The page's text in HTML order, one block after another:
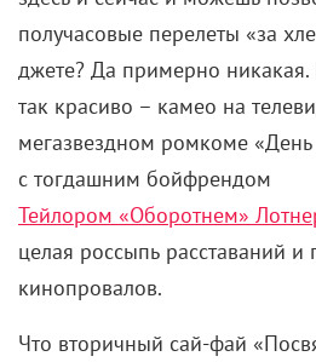
получасовые перелеты «за
джете? Да примерно никакая.
так красиво – камео на
мегазвездном ромкоме «День
с тогдашним бойфрендом
Тейлором «Оборотнем»
целая россыпь расставаний и
кинопровалов.
Что вторичный сай-фай